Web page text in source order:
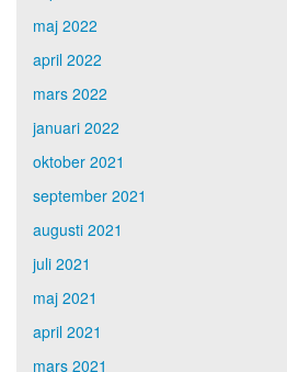
maj 2022
april 2022
mars 2022
januari 2022
oktober 2021
september 2021
augusti 2021
juli 2021
maj 2021
april 2021
mars 2021